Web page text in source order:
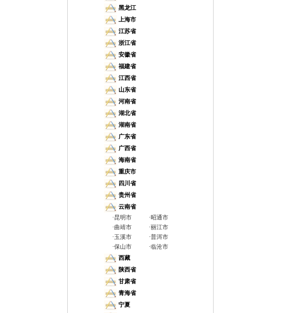
黑龙江
上海市
江苏省
浙江省
安徽省
福建省
江西省
山东省
河南省
湖北省
湖南省
广东省
广西省
海南省
重庆市
四川省
贵州省
云南省
·昆明市 ·昭通市
·曲靖市 ·丽江市
·玉溪市 ·普洱市
·保山市 ·临沧市
西藏
陕西省
甘肃省
青海省
宁夏